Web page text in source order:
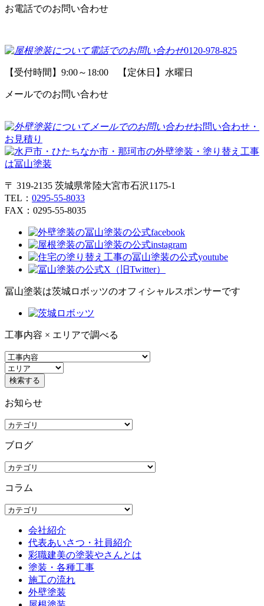
お電話でのお問い合わせ
0120-978-825
【受付時間】9:00～18:00 【定休日】水曜日
メールでのお問い合わせ
お問い合わせ・
お見積り
〒 319-2135 茨城県常陸大宮市石沢1175-1
TEL： 0295-55-8033
FAX：0295-55-8035
冨山塗装は茨城ロボッツのオフィシャルスポンサーです
工事内容 × エリアで調べる
お知らせ
ブログ
コラム
会社紹介
代表あいさつ・社員紹介
彩職建美の塗装やさんとは
塗装・各種工事
施工の流れ
外壁塗装